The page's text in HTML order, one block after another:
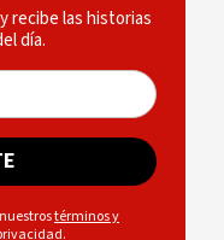
recibe las historias
día.
términos y
.